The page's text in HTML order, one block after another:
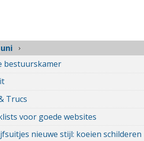
bestuurskamer
Trucs
voor goede websites
nieuwe stijl: koeien schilderen